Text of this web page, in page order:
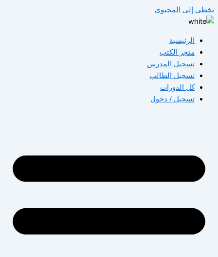
تخطي إلى المحتوى
الرئيسية
متجر الكتب
تسجيل المدرس
تسجيل الطالب
كل الدورات
تسجيل / دخول